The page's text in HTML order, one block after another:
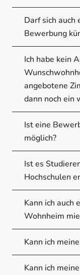
Darf sich auch
Bewerbung
Ich habe kein
angebotene
dann noch ein
Ist eine
möglich?
Ist es
Hochschulen
Kann ich auch
Wohnheim
Kann ich
Kann ich